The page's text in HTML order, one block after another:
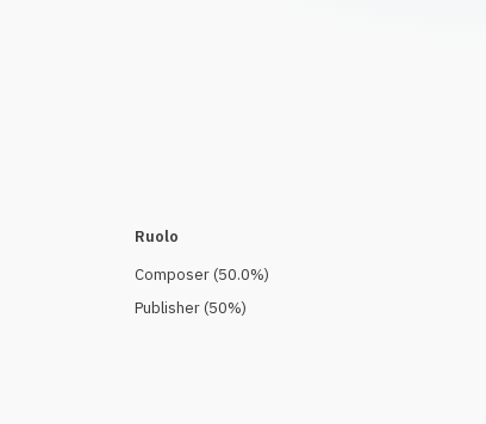
Ruolo
Composer(50.0%)
Publisher(50%)